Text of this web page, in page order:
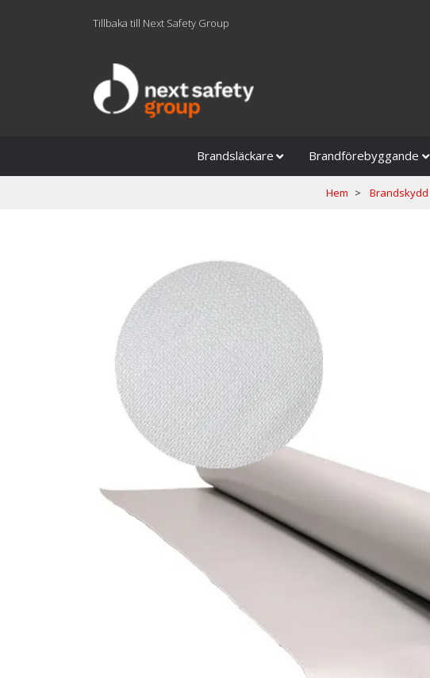
Tillbaka till Next Safety Group
Brandsläckare Brandförebyggande
Hem